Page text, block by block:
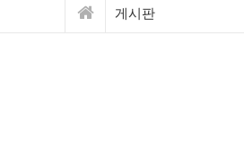
게시판